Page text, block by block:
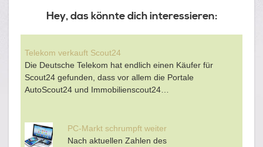
Hey, das könnte dich interessieren:
Telekom verkauft Scout24
Die Deutsche Telekom hat endlich einen Käufer für
Scout24 gefunden, dass vor allem die Portale
AutoScout24 und Immobilienscout24…
PC-Markt schrumpft weiter
Nach aktuellen Zahlen des